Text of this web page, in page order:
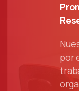
por